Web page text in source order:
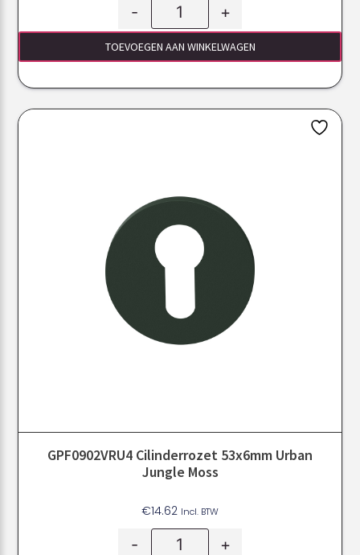
- +
TOEVOEGEN AAN WINKELWAGEN
GPF0902VRU4 Cilinderrozet 53x6mm Urban
Jungle Moss
€14.62 Incl. BTW
- +